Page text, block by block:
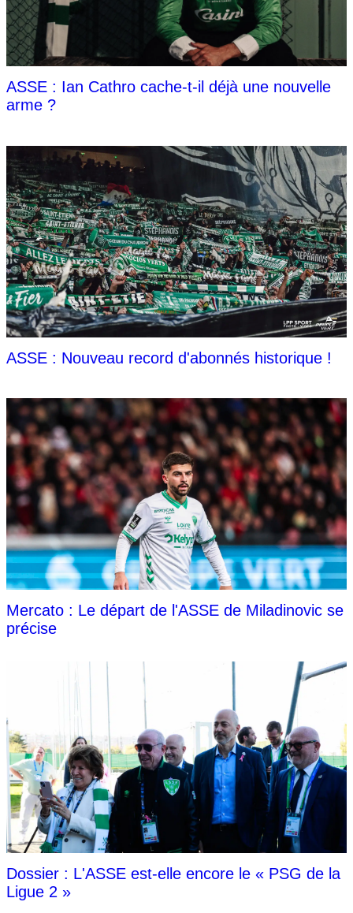
ASSE : Ian Cathro cache-t-il déjà une nouvelle
arme ?
ASSE : Nouveau record d'abonnés historique !
Mercato : Le départ de l'ASSE de Miladinovic se
précise
Dossier : L'ASSE est-elle encore le « PSG de la
Ligue 2 »